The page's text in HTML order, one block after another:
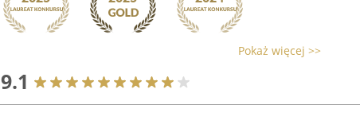
Pokaż więcej >>
9.1